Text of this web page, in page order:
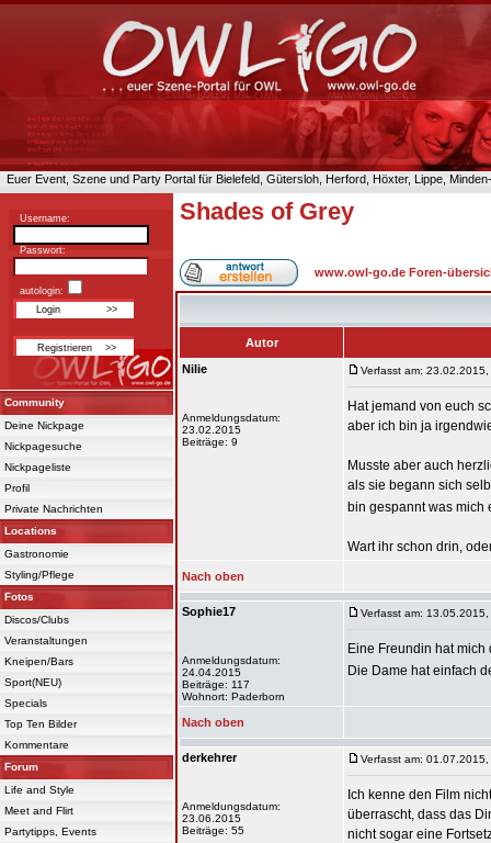
Euer Event, Szene und Party Portal für Bielefeld, Gütersloh, Herford, Höxter, Lippe,
Username:
Passwort:
autologin:
Community
Deine Nickpage
Nickpagesuche
Nickpageliste
Profil
Private Nachrichten
Locations
Gastronomie
Styling/Pflege
Fotos
Discos/Clubs
Veranstaltungen
Kneipen/Bars
Sport(NEU)
Specials
Top Ten Bilder
Kommentare
Forum
Life and Style
Meet and Flirt
Partytipps, Events
Shades of Grey
www.owl-go.de Foren-
Autor
Nilie
Anmeldungsdatum:
23.02.2015
Beiträge: 9
Verfasst am:
Hat jemand von euch
aber ich bin ja
Musste aber auch
als sie begann sich
bin gespannt was mich
Wart ihr schon drin,
Nach oben
Sophie17
Anmeldungsdatum:
24.04.2015
Beiträge: 117
Wohnort: Paderborn
Verfasst am:
Eine Freundin hat
Die Dame hat einfach
Nach oben
derkehrer
Anmeldungsdatum:
23.06.2015
Beiträge: 55
Verfasst am:
Ich kenne den Film
überrascht, dass das
nicht sogar eine